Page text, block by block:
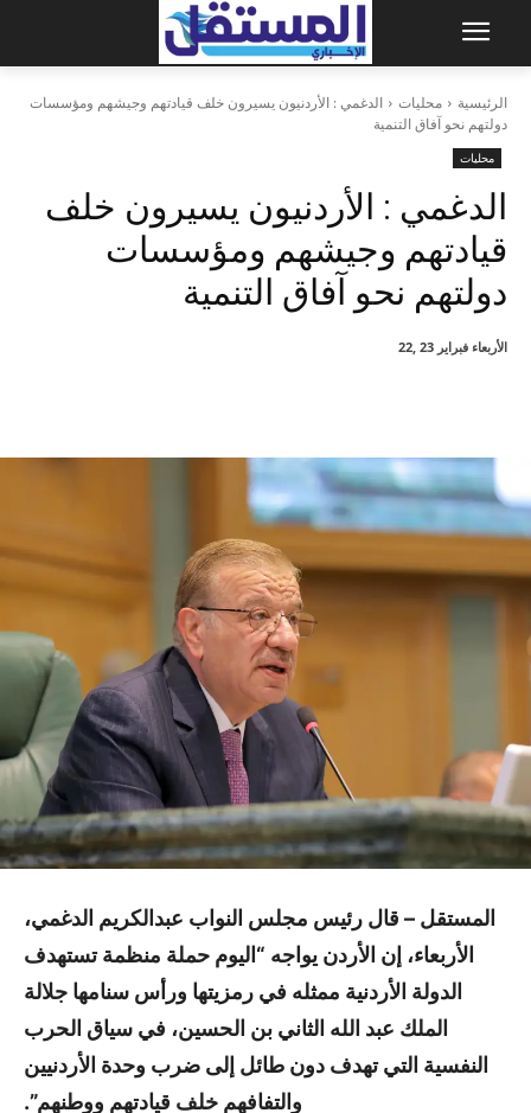
الرئيسية محليات
الدغمي : الأردنيون يسيرون خلف قيادتهم وجيشهم ومؤسسات
دولتهم نحو آفاق التنمية
محليات
الدغمي : الأردنيون يسيرون خلف
قيادتهم وجيشهم ومؤسسات
دولتهم نحو آفاق التنمية
الأربعاء فبراير 23 ,22
المستقل – قال رئيس مجلس النواب عبدالكريم الدغمي،
الأربعاء، إن الأردن يواجه “اليوم حملة منظمة تستهدف
الدولة الأردنية ممثله في رمزيتها ورأس سنامها جلالة
الملك عبد الله الثاني بن الحسين، في سياق الحرب
النفسية التي تهدف دون طائل إلى ضرب وحدة الأردنيين
والتفافهم خلف قيادتهم ووطنهم”.